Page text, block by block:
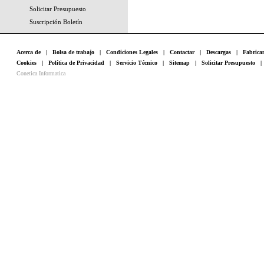
Solicitar Presupuesto
Suscripción Boletín
Acerca de| Bolsa de trabajo | Condiciones Legales | Contactar| Descargas |
Cookies | Política de Privacidad | Servicio Técnico | Sitemap | Solicitar Presupuesto
Conetica Informatica